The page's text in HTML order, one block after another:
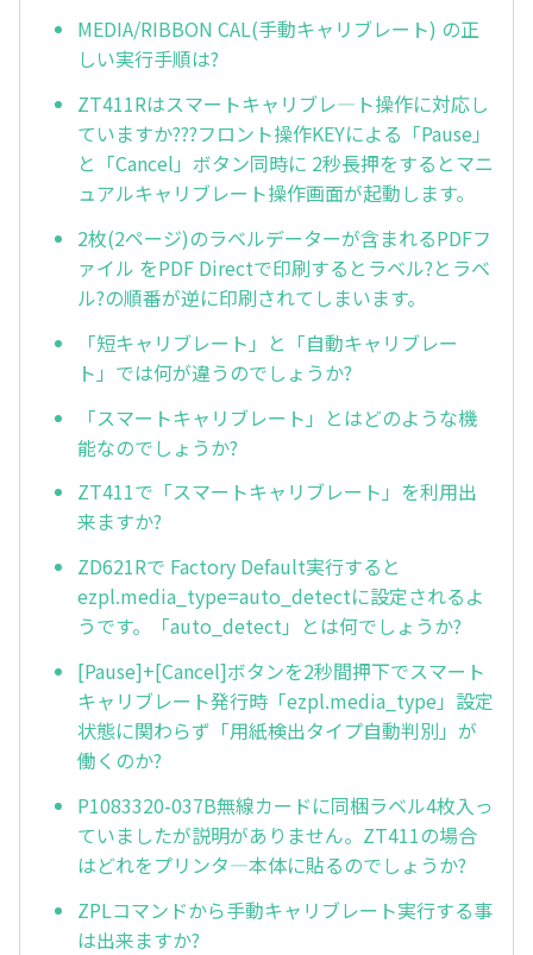
MEDIA/RIBBON CAL(手動キャリブレート) の正
しい実行手順は?
ZT411Rはスマートキャリブレ—ト操作に対応し
ていますか???フロント操作KEYによる「Pause」
と「Cancel」ボタン同時に 2秒長押をするとマニ
ュアルキャリブレート操作画面が起動します。
2枚(2ページ)のラベルデーターが含まれるPDFフ
ァイル をPDF Directで印刷するとラベル?とラベ
ル?の順番が逆に印刷されてしまいます。
「短キャリブレート」と「自動キャリブレー
ト」では何が違うのでしょうか?
「スマートキャリブレート」とはどのような機
能なのでしょうか?
ZT411で「スマートキャリブレート」を利用出
来ますか?
ZD621Rで Factory Default実行すると
ezpl.media_type=auto_detectに設定されるよ
うです。「auto_detect」とは何でしょうか?
[Pause]+[Cancel]ボタンを2秒間押下でスマート
キャリブレート発行時「ezpl.media_type」設定
状態に関わらず「用紙検出タイプ自動判別」が
働くのか?
P1083320-037B無線カードに同梱ラベル4枚入っ
ていましたが説明がありません。ZT411の場合
はどれをプリンタ—本体に貼るのでしょうか?
ZPLコマンドから手動キャリブレート実行する事
は出来ますか?